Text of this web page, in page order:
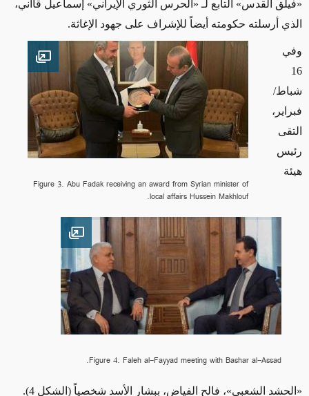
«فيلق القدس» التابع لـ «الحرس الثوري الإيراني» إسماعيل قاآني،
الذي أرسلته حكومته أيضاً للإشراف على جهود الإغاثة.
image
Figure 3. Abu Fadak receiving an award from Syrian minister of
local affairs Hussein Makhlouf.
Open image
Figure 4. Faleh al-Fayyad meeting with Bashar al-Assad.
وفي
16
شباط/
فبراير،
التقى
رئيس
هيئة
«الحشد الشعبي»، فالح الفياض، ببشار الأسد شخصياً (الشكل 4) .